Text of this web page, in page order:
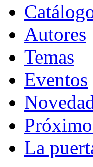
Autores
Temas
Eventos
La